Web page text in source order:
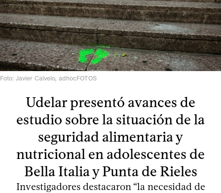
Foto: Javier Calvelo, adhocFOTOS
Udelar presentó avances de
estudio sobre la situación de la
seguridad alimentaria y
nutricional en adolescentes de
Bella Italia y Punta de Rieles
Investigadores destacaron “la necesidad de